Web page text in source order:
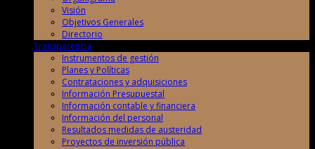
Visión
Objetivos Generales
Directorio
Transparencia
Instrumentos de gestión
Planes y Políticas
Contrataciones y adquisiciones
Información Presupuestal
Información contable y financiera
Información del personal
Resultados medidas de austeridad
Proyectos de inversión pública